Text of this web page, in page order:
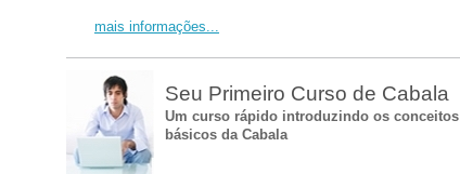
mais informações...
Seu Primeiro Curso de Cabala
Um curso rápido introduzindo os conceitos
básicos da Cabala